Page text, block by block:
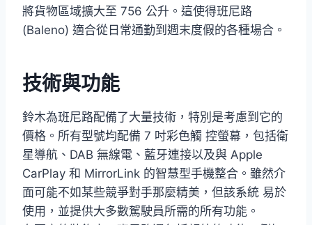
將貨物區域擴大至 756 公升。這使得班尼路
(Baleno) 適合從日常通勤到週末度假的各種場合。
技術與功能
鈴木為班尼路配備了大量技術，特別是考慮到它的
價格。所有型號均配備 7 吋彩色觸 控螢幕，包括衛
星導航、DAB 無線電、藍牙連接以及與 Apple
CarPlay 和 MirrorLink 的智慧型手機整合。雖然介
面可能不如某些競爭對手那麼精美，但該系統 易於
使用，並提供大多數駕駛員所需的所有功能。